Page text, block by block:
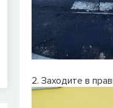
2. Заходите в